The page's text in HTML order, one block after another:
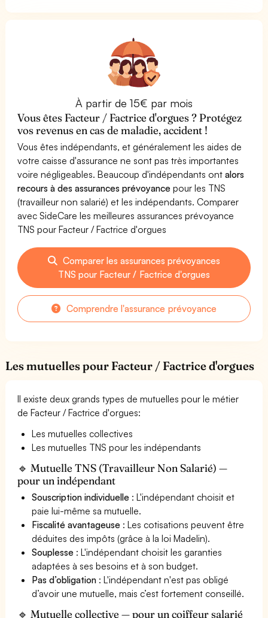
À partir de 15€ par mois
Vous êtes Facteur / Factrice d'orgues ? Protégez
vos revenus en cas de maladie, accident !
Vous êtes indépendants, et généralement les aides de
votre caisse d'assurance ne sont pas très importantes
voire négligeables. Beaucoup d'indépendants ontalors
recours à des assurances prévoyance pour les TNS
(travailleur non salarié) et les indépendants. Comparer
avec SideCare les meilleures assurances prévoyance
TNS pour Facteur / Factrice d'orgues
Comparer les assurances prévoyances
TNS pour Facteur / Factrice d'orgues
Comprendre l'assurance prévoyance
Les mutuelles pour Facteur / Factrice d'orgues
Il existe deux grands types de mutuelles pour le métier
de Facteur / Factrice d'orgues:
Les mutuelles collectives
Les mutuelles TNS pour les indépendants
🔹 Mutuelle TNS (Travailleur Non Salarié) —
pour un indépendant
Souscription individuelle : L'indépendant choisit et
paie lui-même sa mutuelle.
Fiscalité avantageuse : Les cotisations peuvent être
déduites des impôts (grâce à la loi Madelin).
Souplesse : L'indépendant choisit les garanties
adaptées à ses besoins et à son budget.
Pas d’obligation : L'indépendant n'est pas obligé
d’avoir une mutuelle, mais c’est fortement conseillé.
🔹 Mutuelle collective — pour un coiffeur salarié